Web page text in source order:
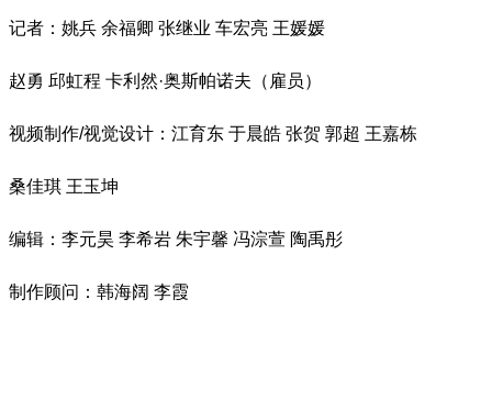
记者：姚兵 余福卿 张继业 车宏亮 王媛媛
赵勇 邱虹程 卡利然·奥斯帕诺夫（雇员）
视频制作/视觉设计：江育东 于晨皓 张贺 郭超 王嘉栋
桑佳琪 王玉坤
编辑：李元昊 李希岩 朱宇馨 冯淙萱 陶禹彤
制作顾问：韩海阔 李霞